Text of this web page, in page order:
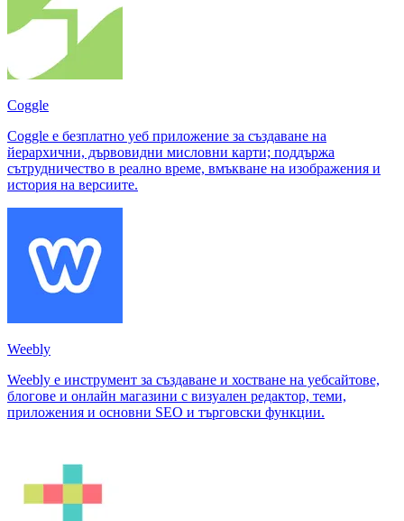
Coggle
Coggle е безплатно уеб приложение за създаване на
йерархични, дървовидни мисловни карти; поддържа
сътрудничество в реално време, вмъкване на изображения и
история на версиите.
Weebly
Weebly е инструмент за създаване и хостване на уебсайтове,
блогове и онлайн магазини с визуален редактор, теми,
приложения и основни SEO и търговски функции.